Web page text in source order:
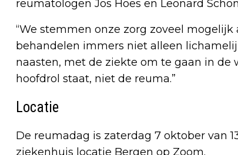
reumatologen Jos Hoes en Leonard
“We stemmen onze zorg zoveel
behandelen immers niet alleen
naasten, met de ziekte om te gaan in de
hoofdrol staat, niet de reuma.”
Locatie
De reumadag is zaterdag 7 oktober van
ziekenhuis locatie Bergen op Zoom.